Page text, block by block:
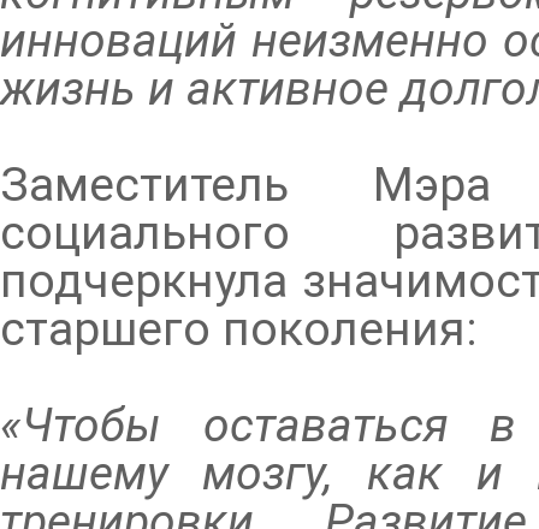
инноваций неизменно
жизнь и активное
Заместитель
социального
подчеркнула
старшего поколения:
«Чтобы оставаться
нашему мозгу, как и